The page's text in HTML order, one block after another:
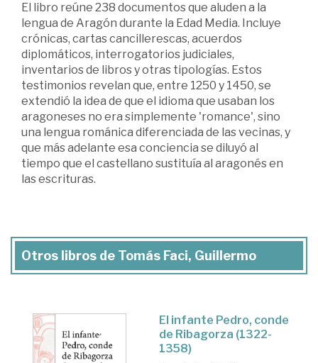
El libro reúne 238 documentos que aluden a la
lengua de Aragón durante la Edad Media. Incluye
crónicas, cartas cancillerescas, acuerdos
diplomáticos, interrogatorios judiciales,
inventarios de libros y otras tipologías. Estos
testimonios revelan que, entre 1250 y 1450, se
extendió la idea de que el idioma que usaban los
aragoneses no era simplemente 'romance', sino
una lengua románica diferenciada de las vecinas, y
que más adelante esa conciencia se diluyó al
tiempo que el castellano sustituía al aragonés en
las escrituras.
Otros libros de Tomás Faci, Guillermo
El infante Pedro, conde
de Ribagorza (1322-
1358)